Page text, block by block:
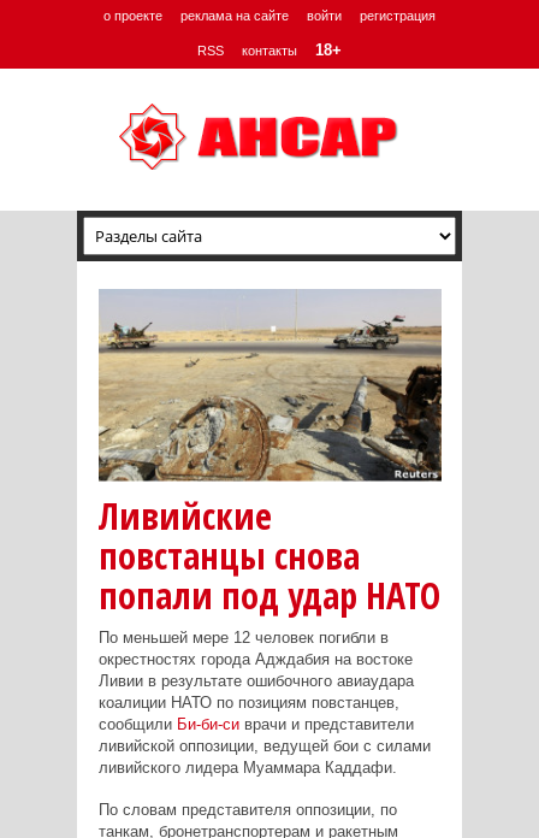
о проекте реклама на сайте войти регистрация
RSS контакты 18+
Ливийские
повстанцы снова
попали под удар НАТО
По меньшей мере 12 человек погибли в
окрестностях города Адждабия на востоке
Ливии в результате ошибочного авиаудара
коалиции НАТО по позициям повстанцев,
сообщили Би-би-сиврачи и представители
ливийской оппозиции, ведущей бои с силами
ливийского лидера Муаммара Каддафи.
По словам представителя оппозиции, по
танкам, бронетранспортерам и ракетным